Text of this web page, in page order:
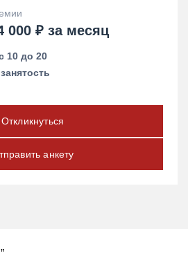
000 ₽ за месяц
10 до 20
Откликнуться
анкету